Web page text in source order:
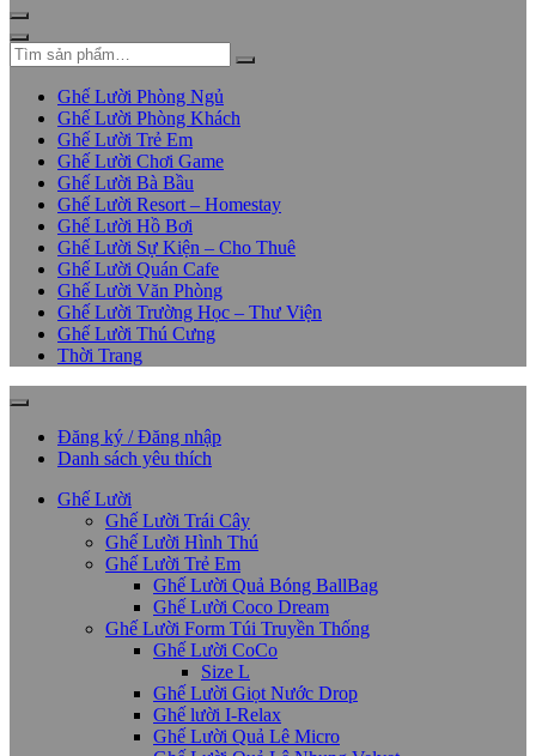
Ghế Lười Phòng Ngủ
Ghế Lười Phòng Khách
Ghế Lười Trẻ Em
Ghế Lười Chơi Game
Ghế Lười Bà Bầu
Ghế Lười Resort – Homestay
Ghế Lười Hồ Bơi
Ghế Lười Sự Kiện – Cho Thuê
Ghế Lười Quán Cafe
Ghế Lười Văn Phòng
Ghế Lười Trường Học – Thư Viện
Ghế Lười Thú Cưng
Thời Trang
Đăng ký / Đăng nhập
Danh sách yêu thích
Ghế Lười
Ghế Lười Trái Cây
Ghế Lười Hình Thú
Ghế Lười Trẻ Em
Ghế Lười Quả Bóng BallBag
Ghế Lười Coco Dream
Ghế Lười Form Túi Truyền Thống
Ghế Lười CoCo
Size L
Ghế Lười Giọt Nước Drop
Ghế lười I-Relax
Ghế Lười Quả Lê Micro